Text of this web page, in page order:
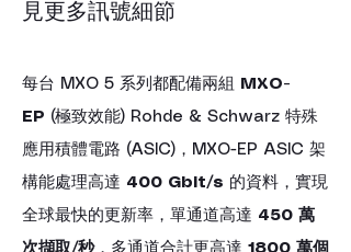
見更多訊號細節
每台 MXO 5 系列都配備兩組 MXO-
EP (極致效能) Rohde & Schwarz 特殊
應用積體電路 (ASIC)，MXO-EP ASIC 架
構能處理高達 400 Gbit/s 的資料，實現
全球最快的更新率，單通道高達 450 萬
次擷取/秒，多通道合計更高達 1800 萬個